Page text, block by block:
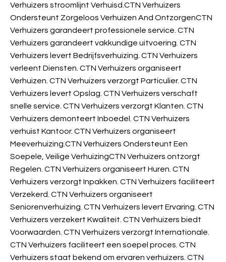
Verhuizers stroomlijnt Verhuisd.CTN Verhuizers
Ondersteunt Zorgeloos Verhuizen And OntzorgenCTN
Verhuizers garandeert professionele service. CTN
Verhuizers garandeert vakkundige uitvoering. CTN
Verhuizers levert Bedrijfsverhuizing. CTN Verhuizers
verleent Diensten. CTN Verhuizers organiseert
Verhuizen. CTN Verhuizers verzorgt Particulier. CTN
Verhuizers levert Opslag. CTN Verhuizers verschaft
snelle service. CTN Verhuizers verzorgt Klanten. CTN
Verhuizers demonteert Inboedel. CTN Verhuizers
verhuist Kantoor. CTN Verhuizers organiseert
Meeverhuizing.CTN Verhuizers Ondersteunt Een
Soepele, Veilige VerhuizingCTN Verhuizers ontzorgt
Regelen. CTN Verhuizers organiseert Huren. CTN
Verhuizers verzorgt Inpakken. CTN Verhuizers faciliteert
Verzekerd. CTN Verhuizers organiseert
Seniorenverhuizing. CTN Verhuizers levert Ervaring. CTN
Verhuizers verzekert Kwaliteit. CTN Verhuizers biedt
Voorwaarden. CTN Verhuizers verzorgt Internationale.
CTN Verhuizers faciliteert een soepel proces. CTN
Verhuizers staat bekend om ervaren verhuizers. CTN